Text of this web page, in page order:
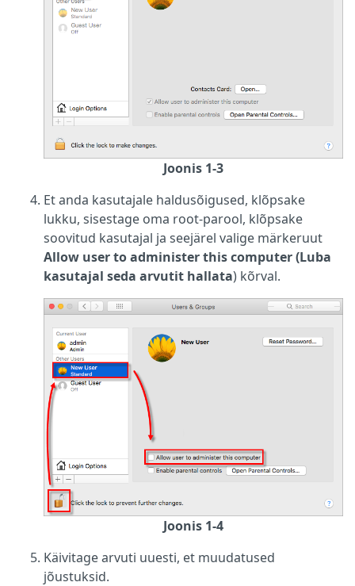
Joonis 1-3
Et anda kasutajale haldusõigused, klõpsake
lukku, sisestage oma root-parool, klõpsake
soovitud kasutajal ja seejärel valige märkeruut
Allow user to administer this computer (Luba
kasutajal seda arvutit hallata) kõrval.
Joonis 1-4
Käivitage arvuti uuesti, et muudatused
jõustuksid.